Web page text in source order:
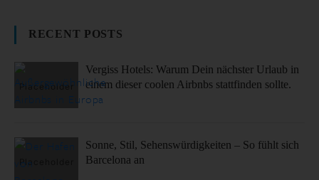
RECENT POSTS
Vergiss Hotels: Warum Dein nächster Urlaub in
einem dieser coolen Airbnbs stattfinden sollte.
Sonne, Stil, Sehenswürdigkeiten – So fühlt sich
Barcelona an